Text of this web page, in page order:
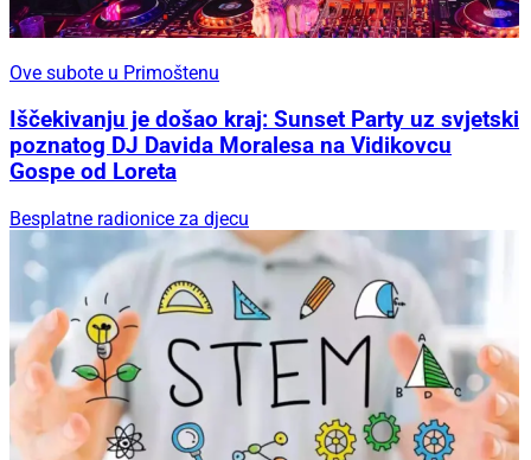
Ove subote u Primoštenu
Iščekivanju je došao kraj: Sunset Party uz svjetski
poznatog DJ Davida Moralesa na Vidikovcu
Gospe od Loreta
Besplatne radionice za djecu